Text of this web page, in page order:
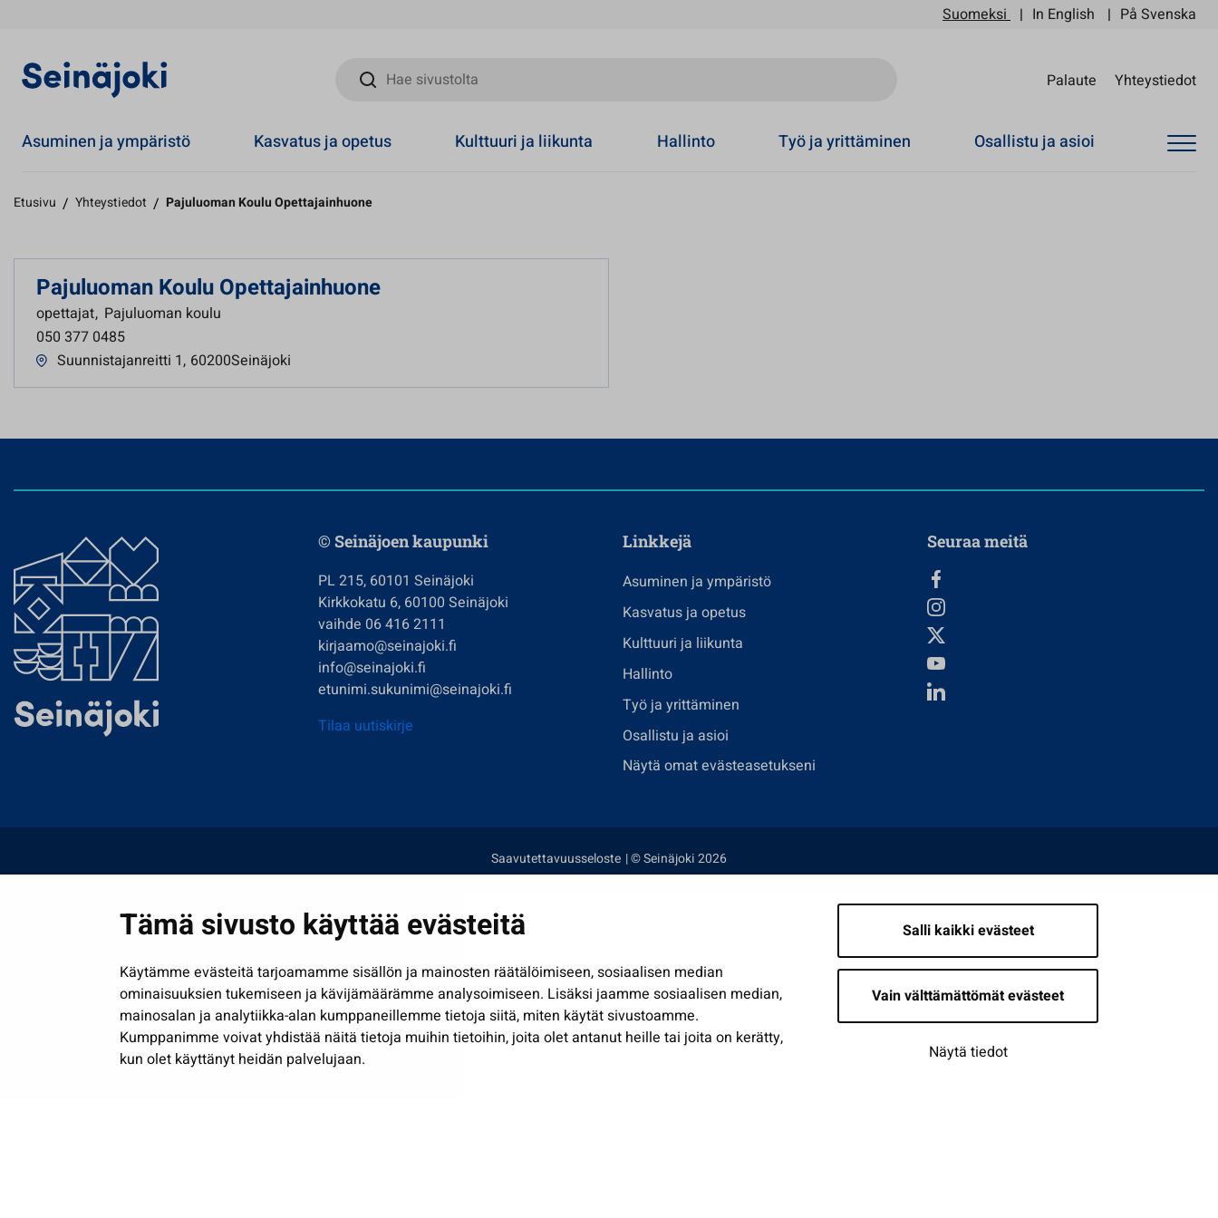
Tämä sivusto käyttää evästeitä
Käytämme evästeitä tarjoamamme sisällön ja mainosten räätälöimiseen, sosiaalisen median
ominaisuuksien tukemiseen ja kävijämäärämme analysoimiseen. Lisäksi jaamme sosiaalisen median,
mainosalan ja analytiikka-alan kumppaneillemme tietoja siitä, miten käytät sivustoamme.
Kumppanimme voivat yhdistää näitä tietoja muihin tietoihin, joita olet antanut heille tai joita on kerätty,
kun olet käyttänyt heidän palvelujaan.
Salli kaikki evästeet
Vain välttämättömät evästeet
Näytä tiedot
Suomeksi In English På Svenska
Hae sivustolta
Palaute Yhteystiedot
Asuminen ja ympäristö Kasvatus ja opetus Kulttuuri ja liikunta Hallinto Työ ja yrittäminen Osallistu ja asioi
Etusivu / Yhteystiedot / Pajuluoman Koulu Opettajainhuone
Pajuluoman Koulu Opettajainhuone
opettajat, Pajuluoman koulu
050 377 0485
Suunnistajanreitti 1, 60200Seinäjoki
© Seinäjoen kaupunki
PL 215, 60101 Seinäjoki
Kirkkokatu 6, 60100 Seinäjoki
vaihde 06 416 2111
kirjaamo@seinajoki.fi
info@seinajoki.fi
etunimi.sukunimi@seinajoki.fi
Tilaa uutiskirje
Linkkejä
Asuminen ja ympäristö
Kasvatus ja opetus
Kulttuuri ja liikunta
Hallinto
Työ ja yrittäminen
Osallistu ja asioi
Näytä omat evästeasetukseni
Seuraa meitä
Saavutettavuusseloste | © Seinäjoki 2026